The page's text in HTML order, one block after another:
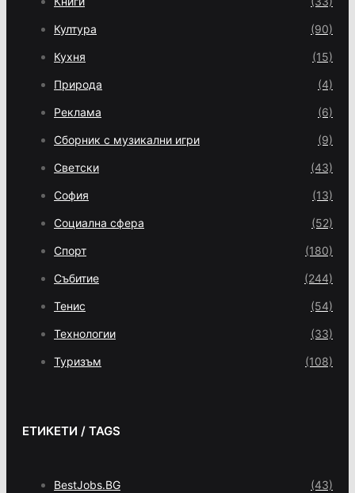
Култура (90)
Кухня (15)
Природа (4)
Реклама (6)
Сборник с музикални игри (9)
Светски (43)
София (13)
Социална сфера (52)
Спорт (180)
Събитие (244)
Тенис (54)
Технологии (33)
Туризъм (108)
ЕТИКЕТИ / TAGS
BestJobs.BG (43)